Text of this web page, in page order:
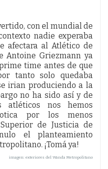
con el mundial de
nadie experaba
afectara al Atlético de
Antoine Griezmann ya
time antes de que
tanto solo quedaba
irian produciendo a la
no ha sido así y de
atléticos nos hemos
por los menos
de Justicia de
el planteamiento
¡Tomá ya!
imagen: exteriores del Wanda Metropolitano